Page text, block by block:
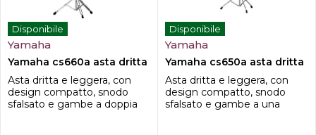
Disponibile
Yamaha
Yamaha cs660a asta dritta
Asta dritta e leggera, con
design compatto, snodo
sfalsato e gambe a doppia
Disponibile
Yamaha
Yamaha cs650a asta dritta
Asta dritta e leggera, con
design compatto, snodo
sfalsato e gambe a una